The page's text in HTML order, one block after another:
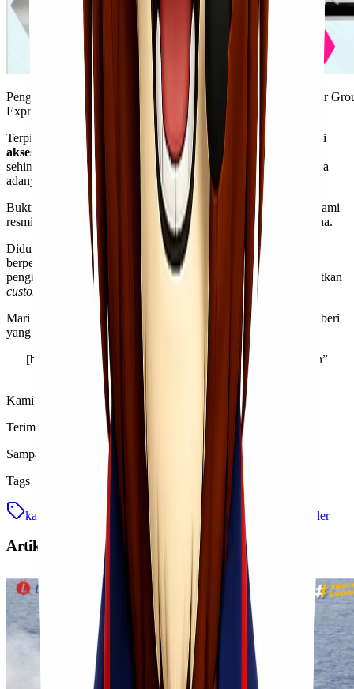
Penghargaan Lionel Express sebagai Best Cargo Agent Lion Air
Express
Terpilih sebagai best cargo agent
Lion Air Group memberi kami
akses untuk pengiriman tercepat dengan kualitas terbaik
sehingga barang Kawan Lio
dapat tiba bahkan lebih cepat tanpa
adanya kerusakan atau kecacatan pada barang.
Buktinya, kami sudah mengirim lebih dari 6 juta barang sejak kami
resmi beroperasi dan dipercaya oleh business owners
di luar sana.
Didukung oleh talenta-talenta kami yang profesional dan
berpengalaman di bidangnya, kami akan memberikan layanan
pengiriman jalur udara terbaik yang dapat membantu meningkatkan
customer satisfaction
bahkan bisnis Kawan Lio
Mari gunakan
jasa ekspedisi & cargo udara
kami untuk memberi
yang terbaik kepada
Kawan Lio
[button link=”https://wa.me/6281260005092″ color=”green”
newwindow=”yes”] Gunakan Jasa Kami[/button]
Kami menantikan panggilan dari
Kawan Lio
Terima kasih sudah membaca artikel ini & semoga bermanfaat!
Sampai berjumpa di artikel-artikel kami berikutnya!
Tags
kargo kargo atau reguler opsi layanan kargo reguler
Artikel Terkait